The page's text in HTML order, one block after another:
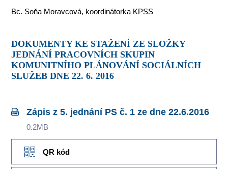
Bc. Soňa Moravcová, koordinátorka KPSS
DOKUMENTY KE STAŽENÍ ZE SLOŽKY
JEDNÁNÍ PRACOVNÍCH SKUPIN
KOMUNITNÍHO PLÁNOVÁNÍ SOCIÁLNÍCH
SLUŽEB DNE 22. 6. 2016
Zápis z 5. jednání PS č. 1 ze dne 22.6.2016
0.2MB
QR kód